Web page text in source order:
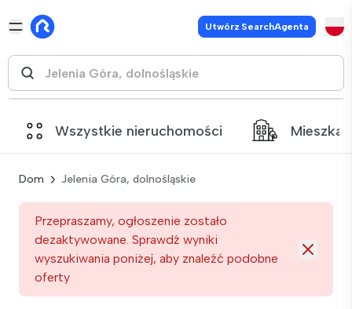
Utwórz SearchAgenta
Wszystkie nieruchomości
Dom Jelenia Góra, dolnośląskie
Przepraszamy, ogłoszenie zostało
dezaktywowane. Sprawdź wyniki
wyszukiwania poniżej, aby znaleźć podobne
oferty